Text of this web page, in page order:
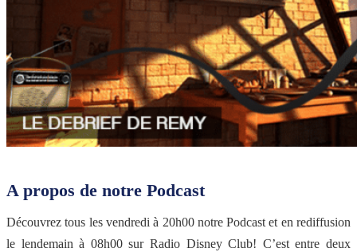
A propos de notre Podcast
Découvrez tous les vendredi à 20h00 notre Podcast et en rediffusion
le lendemain à 08h00 sur Radio Disney Club! C’est entre deux